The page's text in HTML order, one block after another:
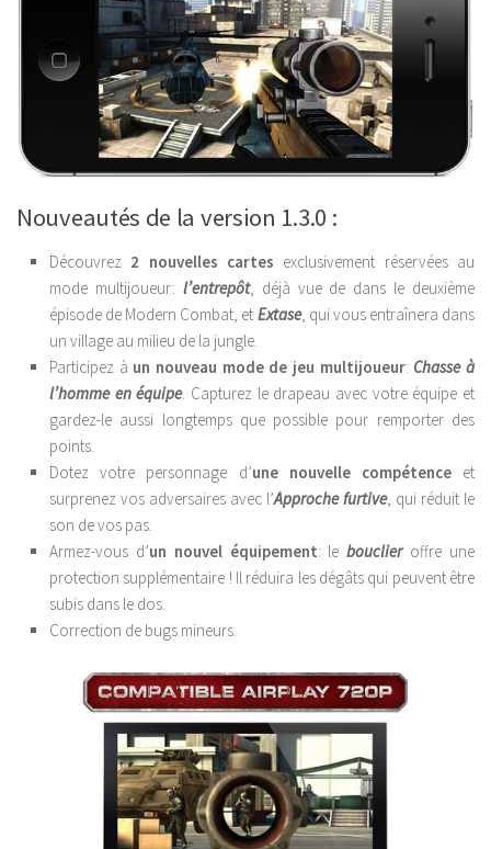
Nouveautés de la version 1.3.0 :
Découvrez 2 nouvelles cartes exclusivement réservées au
mode multijoueur: l’entrepôt, déjà vue de dans le deuxième
épisode de Modern Combat, et Extase, qui vous entraînera dans
un village au milieu de la jungle.
Participez à un nouveau mode de jeu multijoueur: Chasse à
l’homme en équipe. Capturez le drapeau avec votre équipe et
gardez-le aussi longtemps que possible pour remporter des
points.
Dotez votre personnage d’une nouvelle compétenceet
surprenez vos adversaires avec l’Approche furtive, qui réduit le
son de vos pas.
Armez-vous d’un nouvel équipement: lebouclieroffre une
protection supplémentaire ! Il réduira les dégâts qui peuvent être
subis dans le dos.
Correction de bugs mineurs.